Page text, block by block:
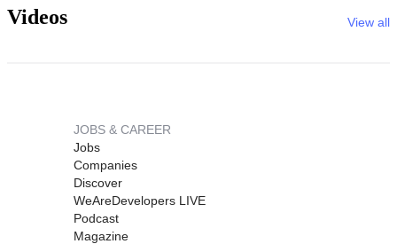
Videos View all
JOBS & CAREER
Jobs
Companies
Discover
WeAreDevelopers LIVE
Podcast
Magazine